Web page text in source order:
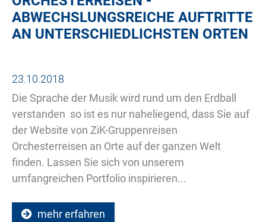
ABWECHSLUNGSREICHE AUFTRITTE
AN UNTERSCHIEDLICHSTEN ORTEN
23.10.2018
Die Sprache der Musik wird rund um den Erdball
verstanden  so ist es nur naheliegend, dass Sie auf
der Website von ZiK-Gruppenreisen
Orchesterreisen an Orte auf der ganzen Welt
finden. Lassen Sie sich von unserem
umfangreichen Portfolio inspirieren...
mehr erfahren